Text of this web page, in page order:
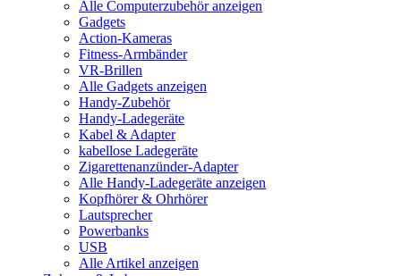
Alle Computerzubehör anzeigen
Gadgets
Action-Kameras
Fitness-Armbänder
VR-Brillen
Alle Gadgets anzeigen
Handy-Zubehör
Handy-Ladegeräte
Kabel & Adapter
kabellose Ladegeräte
Zigarettenanzünder-Adapter
Alle Handy-Ladegeräte anzeigen
Kopfhörer & Ohrhörer
Lautsprecher
Powerbanks
USB
Alle Artikel anzeigen